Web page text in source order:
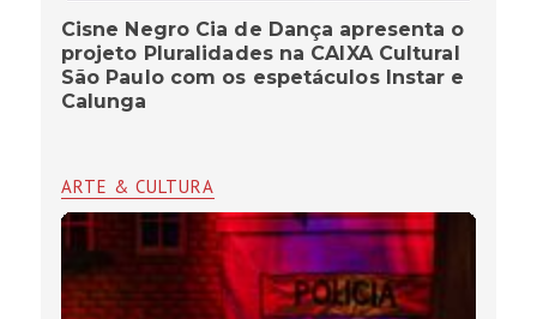
Cisne Negro Cia de Dança apresenta o
projeto Pluralidades na CAIXA Cultural
São Paulo com os espetáculos lnstar e
Calunga
ARTE & CULTURA